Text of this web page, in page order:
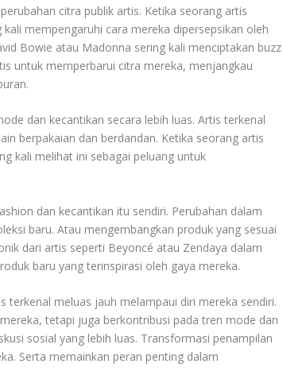
citra publik artis. Ketika seorang artis
mempengaruhi cara mereka dipersepsikan oleh
Bowie atau Madonna sering kali menciptakan buzz
untuk memperbarui citra mereka, menjangkau
dan kecantikan secara lebih luas. Artis terkenal
berpakaian dan berdandan. Ketika seorang artis
kali melihat ini sebagai peluang untuk
dan kecantikan itu sendiri. Perubahan dalam
baru. Atau mengembangkan produk yang sesuai
dari artis seperti Beyoncé atau Zendaya dalam
baru yang terinspirasi oleh gaya mereka.
terkenal meluas jauh melampaui diri mereka sendiri.
tetapi juga berkontribusi pada tren mode dan
sosial yang lebih luas. Transformasi penampilan
Serta memainkan peran penting dalam